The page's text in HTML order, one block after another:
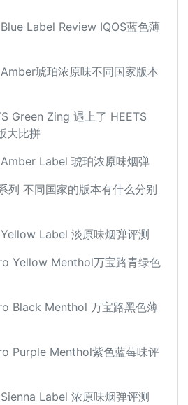
Label Review IQOS蓝色薄
琥珀浓原味不同国家版本
Green Zing 遇上了 HEETS
大比拼
Label 琥珀浓原味烟弹
列 不同国家的版本有什么分别
Label 淡原味烟弹评测
Yellow Menthol万宝路青绿色
Black Menthol 万宝路黑色薄
Purple Menthol紫色蓝莓味评
Label 浓原味烟弹评测